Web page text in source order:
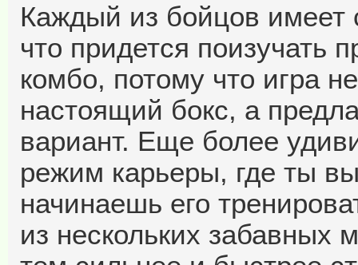
Каждый из бойцов имеет
что придется
комбо, потому что игра
настоящий бокс, а
вариант. Еще более
режим карьеры, где ты
начинаешь его
из нескольких